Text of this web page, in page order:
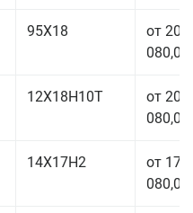
95Х18
от 208
080,00
12Х18Н10Т
от 209
080,00
14Х17Н2
от 175
080,00